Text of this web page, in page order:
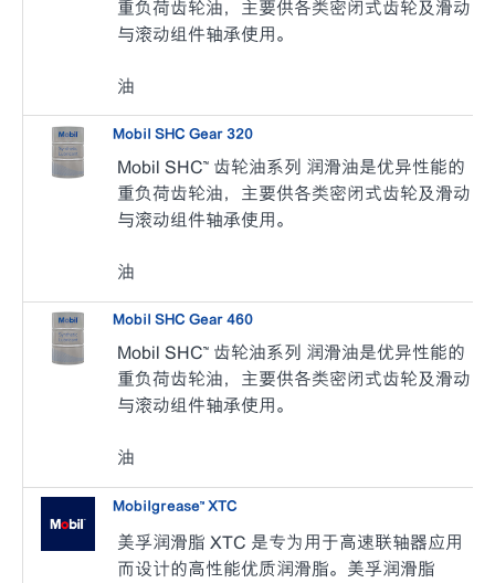
重负荷齿轮油，主要供各类密闭式齿轮及滑动
与滚动组件轴承使用。
油
Mobil SHC Gear 320
Mobil SHC™ 齿轮油系列 润滑油是优异性能的
重负荷齿轮油，主要供各类密闭式齿轮及滑动
与滚动组件轴承使用。
油
Mobil SHC Gear 460
Mobil SHC™ 齿轮油系列 润滑油是优异性能的
重负荷齿轮油，主要供各类密闭式齿轮及滑动
与滚动组件轴承使用。
油
Mobilgrease™ XTC
美孚润滑脂 XTC 是专为用于高速联轴器应用
而设计的高性能优质润滑脂。美孚润滑脂